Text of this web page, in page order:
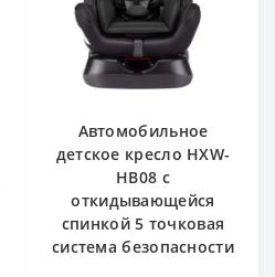
Автомобильное
детское кресло HXW-
HB08 с
откидывающейся
спинкой 5 точковая
система безопасности